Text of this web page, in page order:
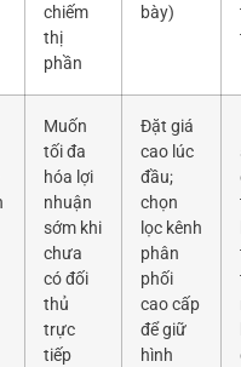
chiếm
thị
phần
bày)
Muốn
tối đa
hóa lợi
nhuận
sớm khi
chưa
có đối
thủ
trực
tiếp
Đặt giá
cao lúc
đầu;
chọn
lọc kênh
phân
phối
cao cấp
để giữ
hình